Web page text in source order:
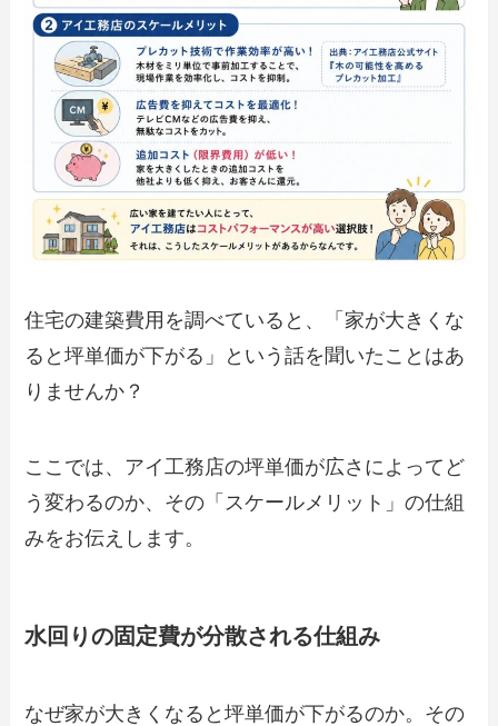
住宅の建築費用を調べていると、「家が大きくな
ると坪単価が下がる」という話を聞いたことはあ
りませんか？
ここでは、アイ工務店の坪単価が広さによってど
う変わるのか、その「スケールメリット」の仕組
みをお伝えします。
水回りの固定費が分散される仕組み
なぜ家が大きくなると坪単価が下がるのか。その